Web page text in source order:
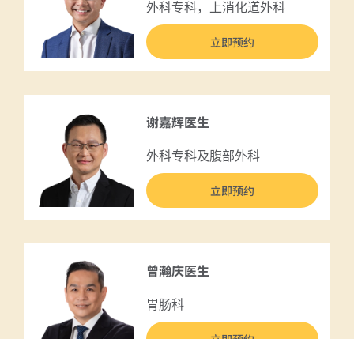
外科专科，上消化道外科
立即预约
谢嘉辉医生
外科专科及腹部外科
立即预约
曾瀚庆医生
胃肠科